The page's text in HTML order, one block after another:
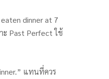
dinner at 7
ะ Past Perfect ใช้
แทนที่ควร